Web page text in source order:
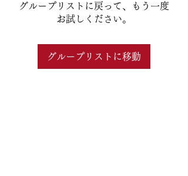
グループリストに戻って、もう一度
お試しください。
グループリストに移動